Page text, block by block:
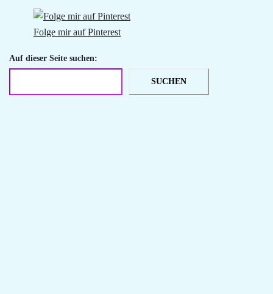
Folge mir auf Pinterest
Auf dieser Seite suchen:
SUCHEN